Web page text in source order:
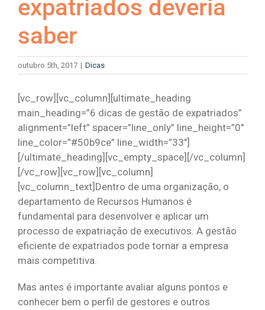
expatriados deveria
saber
outubro 5th, 2017 | Dicas
[vc_row][vc_column][ultimate_heading
main_heading=”6 dicas de gestão de expatriados”
alignment=”left” spacer=”line_only” line_height=”0″
line_color=”#50b9ce” line_width=”33″]
[/ultimate_heading][vc_empty_space][/vc_column]
[/vc_row][vc_row][vc_column]
[vc_column_text]Dentro de uma organização, o
departamento de Recursos Humanos é
fundamental para desenvolver e aplicar um
processo de expatriação de executivos. A gestão
eficiente de expatriados pode tornar a empresa
mais competitiva.
Mas antes é importante avaliar alguns pontos e
conhecer bem o perfil de gestores e outros